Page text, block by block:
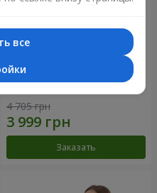
Букет из 21 кремовой розы
4 705 грн
Заказать
все